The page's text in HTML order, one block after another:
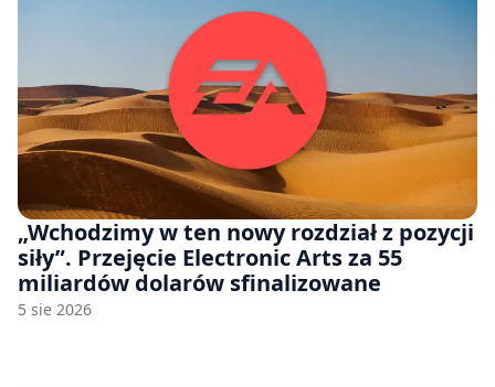
„Wchodzimy w ten nowy rozdział z pozycji
siły”. Przejęcie Electronic Arts za 55
miliardów dolarów sfinalizowane
5 sie 2026